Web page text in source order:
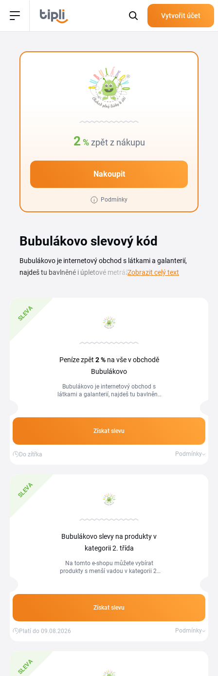
Vytvořit účet
2 % zpět z nákupu
Nakoupit
Podmínky
Bubulákovo slevový kód
Bubulákovo je internetový obchod s látkami a galanterií,
najdeš tu bavlněné i úpletové metráže, nitě, knoflíky, zipy,
pomůžou pořídit materiál za příznivější cenu. Na této
stránce najdeš přehled aktuálních kupónů a akcí obchodu.
Stačí vybrat nabídku, zkopírovat kód a vložit ho v košíku do
pole Slevový kód ještě před dokončením objednávky. Díky
Zobrazit celý text
SLEVA
Peníze zpět 2 %na vše v obchodě
Bubulákovo
Bubulákovo je internetový obchod s
látkami a galanterií, najdeš tu bavlněné
Získat slevu
Do zítřka Podmínky
SLEVA
Bubulákovo slevy na produkty v
kategorii 2. třída
Na tomto e-shopu můžete vybírat
produkty s menší vadou v kategorii 2.
Získat slevu
Platí do 09.08.2026 Podmínky
SLEVA